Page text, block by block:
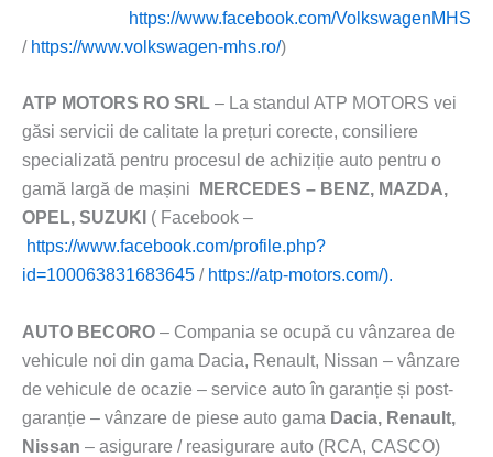
https://www.facebook.com/VolkswagenMHS
/ https://www.volkswagen-mhs.ro/)
ATP MOTORS RO SRL – La standul ATP MOTORS vei
găsi servicii de calitate la prețuri corecte, consiliere
specializată pentru procesul de achiziție auto pentru o
gamă largă de mașini
MERCEDES – BENZ, MAZDA,
OPEL, SUZUKI ( Facebook –
https://www.facebook.com/profile.php?
id=100063831683645 / https://atp-motors.com/).
AUTO BECORO – Compania se ocupă cu vânzarea de
vehicule noi din gama Dacia, Renault, Nissan – vânzare
de vehicule de ocazie – service auto în garanție și post-
garanție – vânzare de piese auto gama Dacia, Renault,
Nissan – asigurare / reasigurare auto (RCA, CASCO)